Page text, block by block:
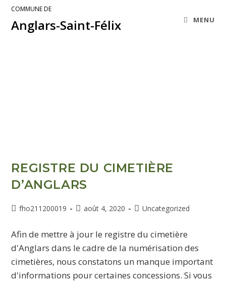
COMMUNE DE
Anglars-Saint-Félix MENU
REGISTRE DU CIMETIÈRE
D’ANGLARS
fho211200019 août 4, 2020 Uncategorized
Afin de mettre à jour le registre du cimetière
d'Anglars dans le cadre de la numérisation des
cimetières, nous constatons un manque important
d'informations pour certaines concessions. Si vous